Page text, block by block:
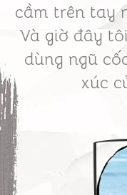
cầm trên tay
Và giờ đây
dùng ngũ
xúc